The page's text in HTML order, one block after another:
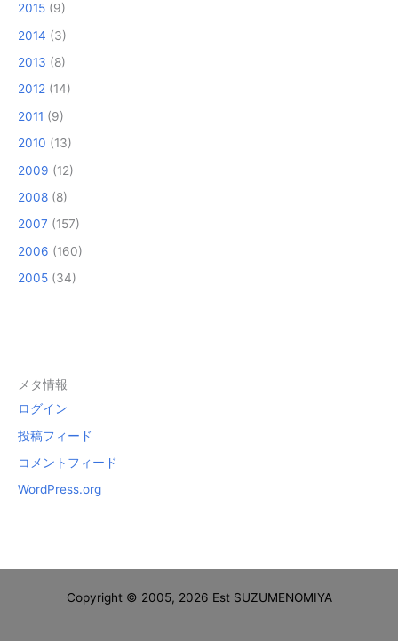
2015 (9)
2014 (3)
2013 (8)
2012 (14)
2011 (9)
2010 (13)
2009 (12)
2008 (8)
2007 (157)
2006 (160)
2005 (34)
メタ情報
ログイン
投稿フィード
コメントフィード
WordPress.org
Copyright © 2005, 2026 Est SUZUMENOMIYA